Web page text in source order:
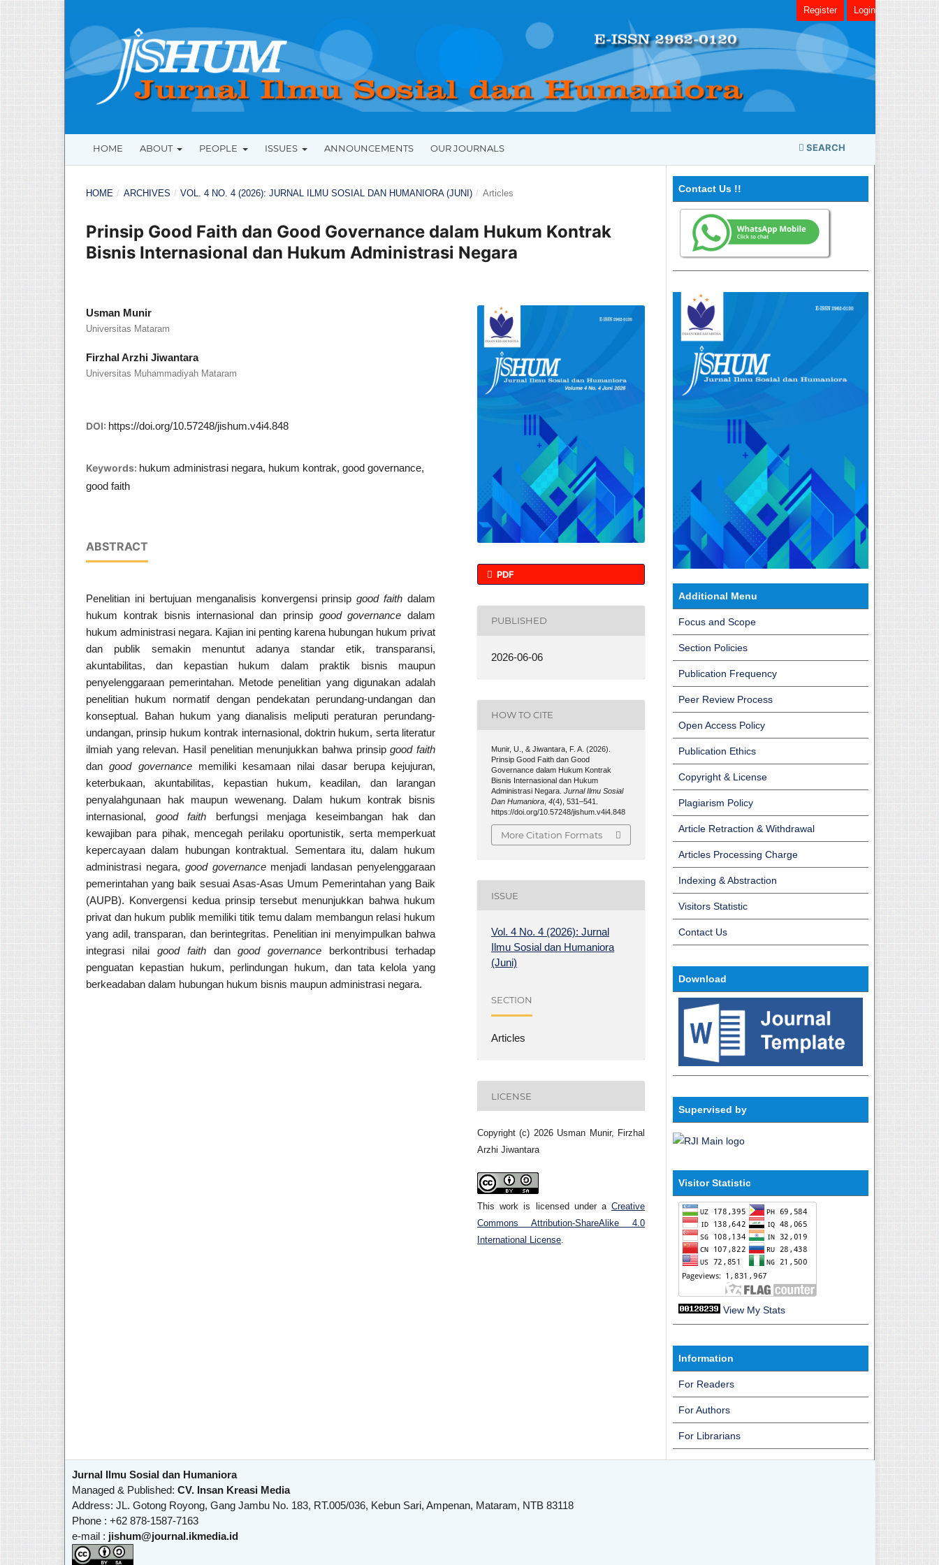
HOME ABOUT PEOPLE ISSUES ANNOUNCEMENTS OUR JOURNALS SEARCH
Register Login
HOME / ARCHIVES / VOL. 4 NO. 4 (2026): JURNAL ILMU SOSIAL DAN HUMANIORA (JUNI) / Articles
Prinsip Good Faith dan Good Governance dalam Hukum Kontrak
Bisnis Internasional dan Hukum Administrasi Negara
Usman Munir
Universitas Mataram
Firzhal Arzhi Jiwantara
Universitas Muhammadiyah Mataram
DOI: https://doi.org/10.57248/jishum.v4i4.848
Keywords: hukum administrasi negara, hukum kontrak, good governance,
good faith
ABSTRACT
Penelitian ini bertujuan menganalisis konvergensi prinsipgood faith dalam
hukum kontrak bisnis internasional dan prinsip good governance dalam
hukum administrasi negara. Kajian ini penting karena hubungan hukum privat
dan publik semakin menuntut adanya standar etik, transparansi,
akuntabilitas, dan kepastian hukum dalam praktik bisnis maupun
penyelenggaraan pemerintahan. Metode penelitian yang digunakan adalah
penelitian hukum normatif dengan pendekatan perundang-undangan dan
konseptual. Bahan hukum yang dianalisis meliputi peraturan perundang-
undangan, prinsip hukum kontrak internasional, doktrin hukum, serta literatur
ilmiah yang relevan. Hasil penelitian menunjukkan bahwa prinsipgood faith
dangood governancememiliki kesamaan nilai dasar berupa kejujuran,
keterbukaan, akuntabilitas, kepastian hukum, keadilan, dan larangan
penyalahgunaan hak maupun wewenang. Dalam hukum kontrak bisnis
internasional, good faith berfungsi menjaga keseimbangan hak dan
kewajiban para pihak, mencegah perilaku oportunistik, serta memperkuat
kepercayaan dalam hubungan kontraktual. Sementara itu, dalam hukum
administrasi negara, good governancemenjadi landasan penyelenggaraan
pemerintahan yang baik sesuai Asas-Asas Umum Pemerintahan yang Baik
(AUPB). Konvergensi kedua prinsip tersebut menunjukkan bahwa hukum
privat dan hukum publik memiliki titik temu dalam membangun relasi hukum
yang adil, transparan, dan berintegritas. Penelitian ini menyimpulkan bahwa
integrasi nilai good faithdangood governance berkontribusi terhadap
penguatan kepastian hukum, perlindungan hukum, dan tata kelola yang
berkeadaban dalam hubungan hukum bisnis maupun administrasi negara.
PDF
PUBLISHED
2026-06-06
HOW TO CITE
Munir, U., & Jiwantara, F. A. (2026).
Prinsip Good Faith dan Good
Governance dalam Hukum Kontrak
Bisnis Internasional dan Hukum
Administrasi Negara.Jurnal Ilmu Sosial
Dan Humaniora ,4(4), 531–541.
https://doi.org/10.57248/jishum.v4i4.848
More Citation Formats
ISSUE
Vol. 4 No. 4 (2026): Jurnal
Ilmu Sosial dan Humaniora
(Juni)
SECTION
Articles
LICENSE
Copyright (c) 2026 Usman Munir, Firzhal
Arzhi Jiwantara
This work is licensed under a Creative
Commons Attribution-ShareAlike 4.0
International License.
Contact Us !!
Additional Menu
Focus and Scope
Section Policies
Publication Frequency
Peer Review Process
Open Access Policy
Publication Ethics
Copyright & License
Plagiarism Policy
Article Retraction & Withdrawal
Articles Processing Charge
Indexing & Abstraction
Visitors Statistic
Contact Us
Download
Supervised by
Visitor Statistic
View My Stats
Information
For Readers
For Authors
For Librarians
Jurnal Ilmu Sosial dan Humaniora
Managed & Published: CV. Insan Kreasi Media
Address: JL. Gotong Royong, Gang Jambu No. 183, RT.005/036, Kebun Sari, Ampenan, Mataram, NTB 83118
Phone : +62 878-1587-7163
e-mail : jishum@journal.ikmedia.id